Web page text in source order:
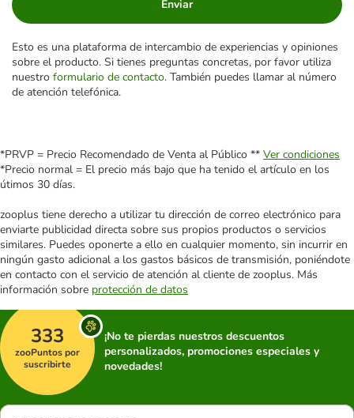
Enviar
Esto es una plataforma de intercambio de experiencias y opiniones
sobre el producto. Si tienes preguntas concretas, por favor utiliza
nuestro formulario de contacto. También puedes llamar al número
de atención telefónica.
*PRVP = Precio Recomendado de Venta al Público ** Ver condiciones
*Precio normal = El precio más bajo que ha tenido el artículo en los
útimos 30 días.
zooplus tiene derecho a utilizar tu dirección de correo electrónico para
enviarte publicidad directa sobre sus propios productos o servicios
similares. Puedes oponerte a ello en cualquier momento, sin incurrir en
ningún gasto adicional a los gastos básicos de transmisión, poniéndote
en contacto con el servicio de atención al cliente de zooplus. Más
información sobre protección de datos
333
zooPuntos por
suscribirte
¡No te pierdas nuestros descuentos
personalizados, promociones especiales y
novedades!